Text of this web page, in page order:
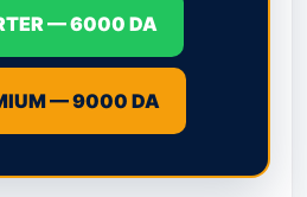
— 6000 DA
— 9000 DA